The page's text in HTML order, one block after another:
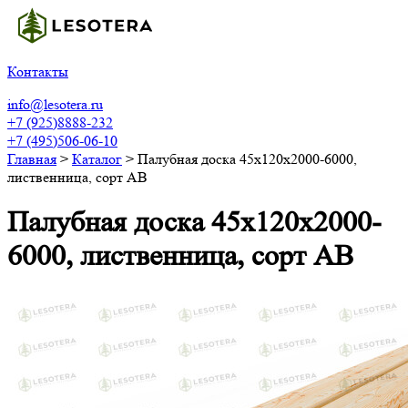
Контакты
info@lesotera.ru
+7 (925)8888-232
+7 (495)506-06-10
Главная > Каталог > Палубная доска 45х120х2000-6000,
лиственница, сорт АВ
Палубная доска 45х120х2000-
6000, лиственница, сорт АВ